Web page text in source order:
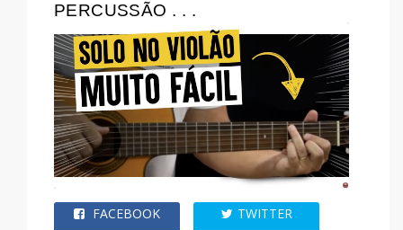
PERCUSSÃO . . .
FACEBOOK TWITTER